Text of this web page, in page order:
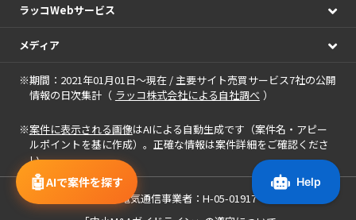
🤖AIで案件を探す
ラッコWebサービス
メディア
※期間：2021年01月01日～現在 / 主要サイト売買サービス7社の公開
情報の日次集計（ ラッコ株式会社による自社調べ ）
※案件に表示される画像はAIによる自動生成です（案件名・アピー
ルポイントを基に作成）。正確な情報は案件詳細をご確認くださ
い。
届出電気通信事業者：H-05-01917